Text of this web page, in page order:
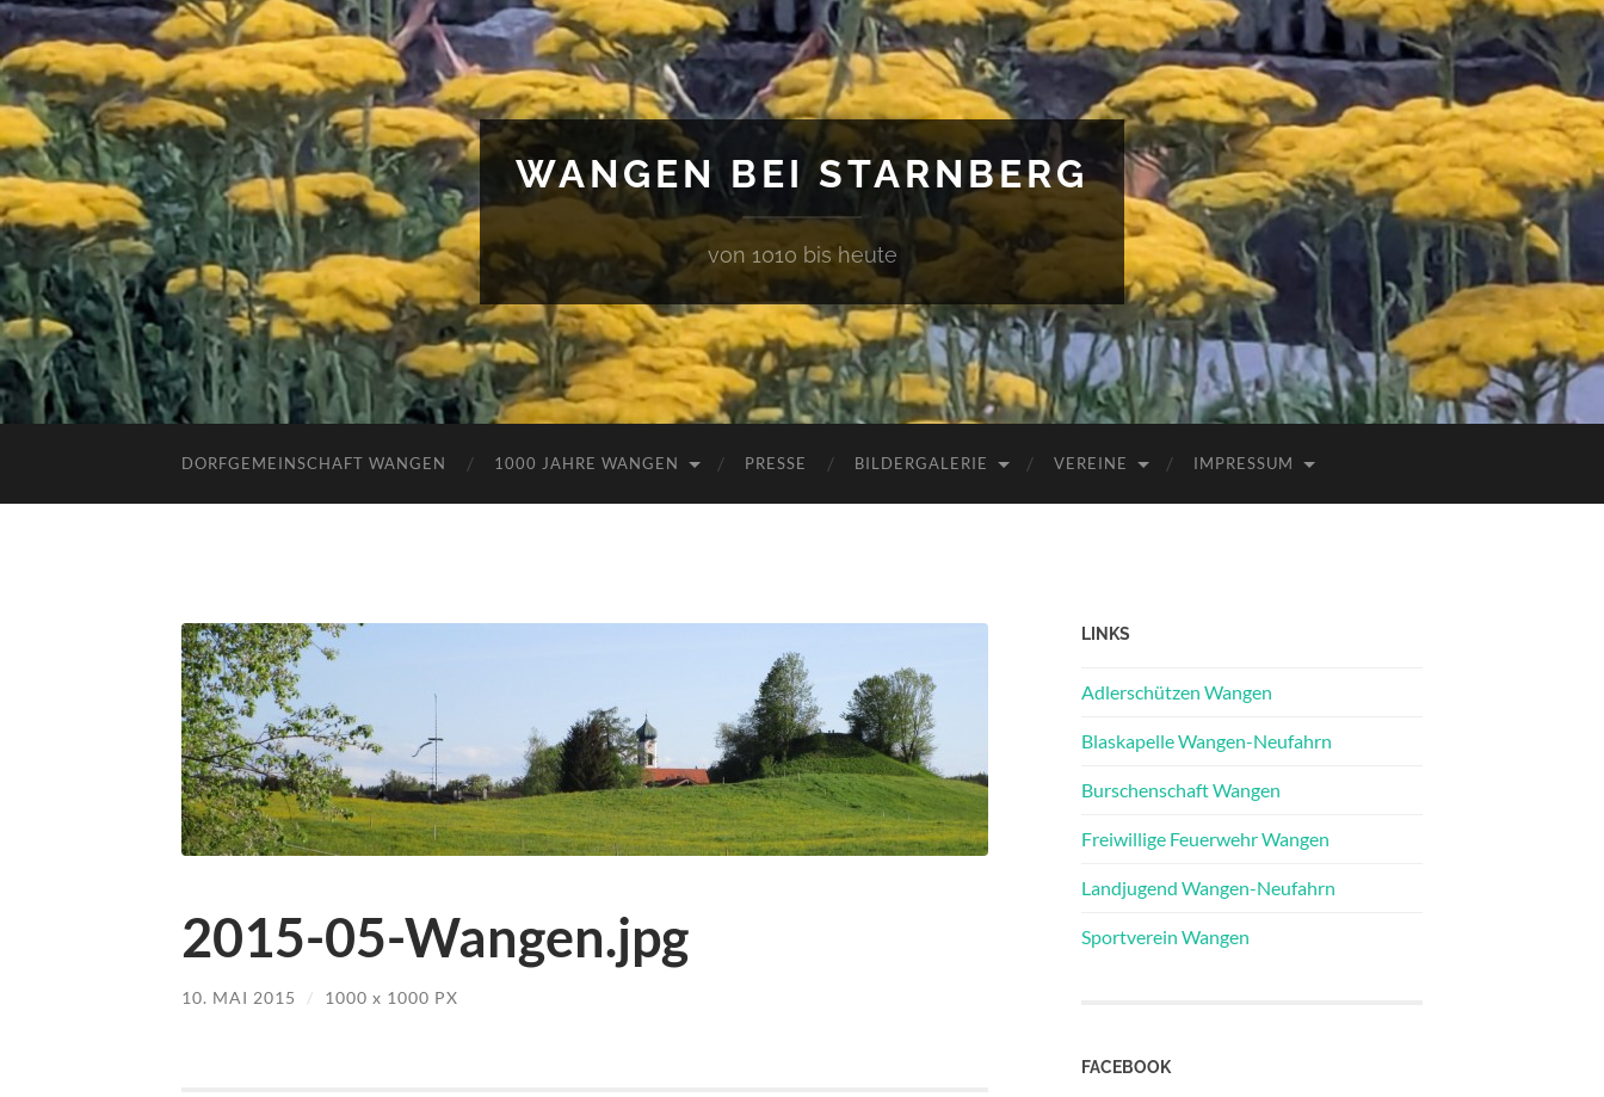
WANGEN BEI STARNBERG
von 1010 bis heute
DORFGEMEINSCHAFT WANGEN 1000 JAHRE WANGEN PRESSE BILDERGALERIE VEREINE IMPRESSUM
2015-05-Wangen.jpg
10. MAI 2015 / 1000 x 1000 PX
LINKS
Adlerschützen Wangen
Blaskapelle Wangen-Neufahrn
Burschenschaft Wangen
Freiwillige Feuerwehr Wangen
Landjugend Wangen-Neufahrn
Sportverein Wangen
FACEBOOK